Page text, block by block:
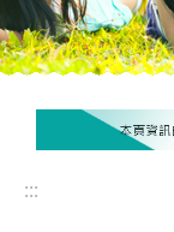
:::
:::